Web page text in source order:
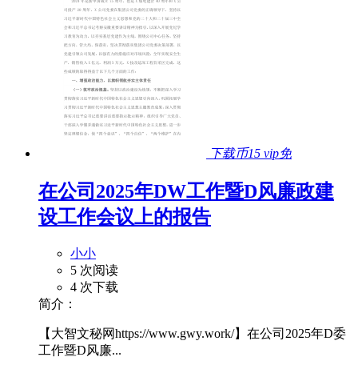
下载币15 vip免
在公司2025年DW工作暨D风廉政建
设工作会议上的报告
小小
5 次阅读
4 次下载
简介：
【大智文秘网https://www.gwy.work/】在公司2025年D委
工作暨D风廉...